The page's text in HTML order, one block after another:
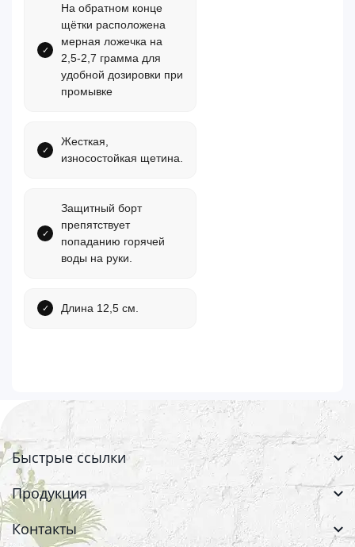
На обратном конце
щётки расположена
мерная ложечка на
2,5-2,7 грамма для
удобной дозировки при
промывке
Жесткая,
износостойкая щетина.
Защитный борт
препятствует
попаданию горячей
воды на руки.
Длина 12,5 см.
Быстрые ссылки
Продукция
Контакты